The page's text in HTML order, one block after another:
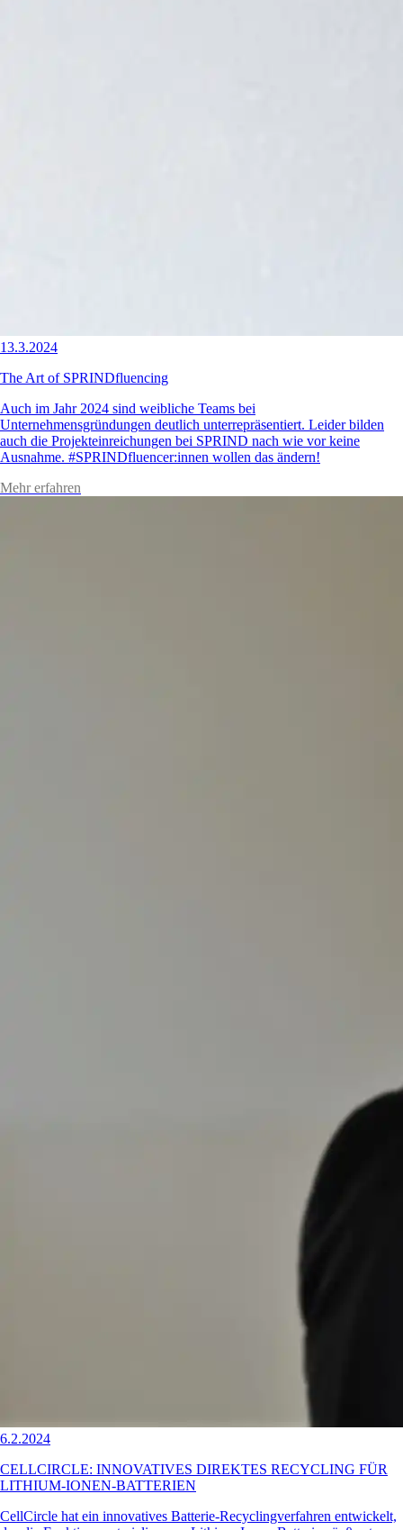
13.3.2024
The Art of SPRINDfluencing
Auch im Jahr 2024 sind weibliche Teams bei
Unternehmensgründungen deutlich unterrepräsentiert. Leider bilden
auch die Projekteinreichungen bei SPRIND nach wie vor keine
Ausnahme. #SPRINDfluencer:innen wollen das ändern!
Mehr erfahren
6.2.2024
CELLCIRCLE: INNOVATIVES DIREKTES RECYCLING FÜR
LITHIUM-IONEN-BATTERIEN
CellCircle hat ein innovatives Batterie-Recyclingverfahren entwickelt,